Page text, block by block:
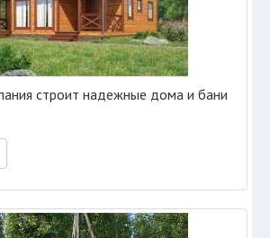
строит надежные дома и бани